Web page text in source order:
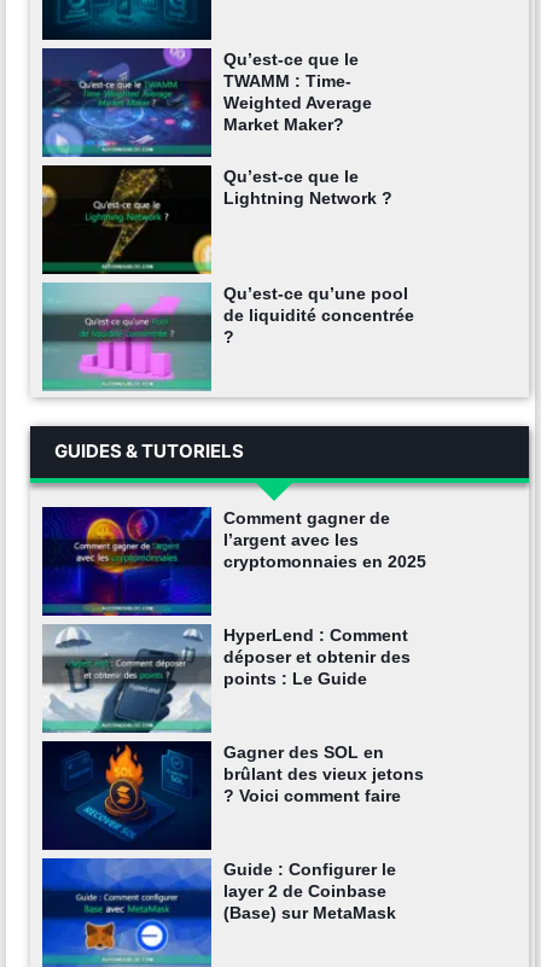
Qu’est-ce que le
TWAMM : Time-
Weighted Average
Market Maker?
Qu’est-ce que le
Lightning Network ?
Qu’est-ce qu’une pool
de liquidité concentrée
?
GUIDES & TUTORIELS
Comment gagner de
l’argent avec les
cryptomonnaies en 2025
HyperLend : Comment
déposer et obtenir des
points : Le Guide
Gagner des SOL en
brûlant des vieux jetons
? Voici comment faire
Guide : Configurer le
layer 2 de Coinbase
(Base) sur MetaMask